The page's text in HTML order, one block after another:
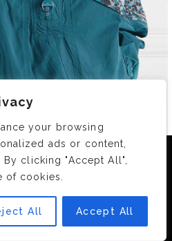
your browsing
ads or content,
clicking "Accept All",
of cookies.
All Accept All
pour vous garantir la meilleure
Si vous continuez à utiliser ce
vous acceptez l'utilisation des
cookies.
OK